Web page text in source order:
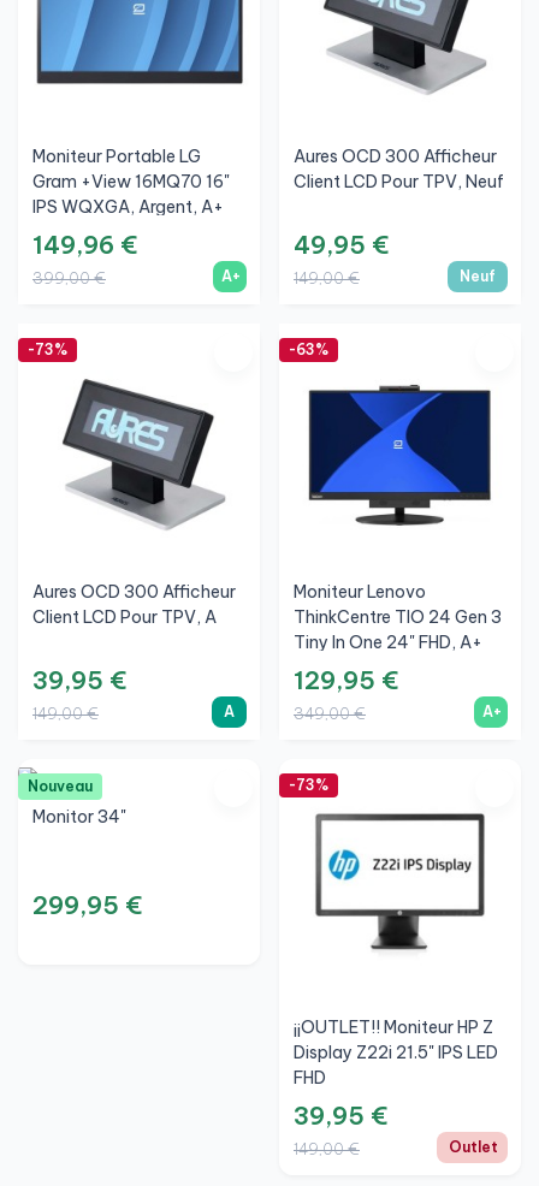
Moniteur Portable LG
Gram +view 16MQ70 16"
IPS WQXGA, Argent, A+
149,96 €
399,00 € A+
Aures OCD 300 Afficheur
Client LCD Pour TPV, Neuf
49,95 €
149,00 € Neuf
-73%
Aures OCD 300 Afficheur
Client LCD Pour TPV, A
39,95 €
149,00 € A
-63%
Moniteur Lenovo
ThinkCentre TIO 24 Gen 3
Tiny In One 24" FHD, A+
129,95 €
349,00 € A+
Nouveau
Monitor 34"
299,95 €
-73%
¡¡OUTLET!! Moniteur HP Z
Display Z22i 21.5" IPS LED
FHD
39,95 €
149,00 € Outlet